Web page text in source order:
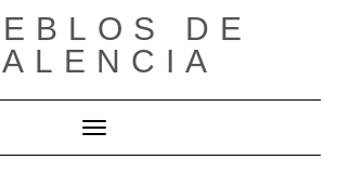
DE
Cambiar modo de navegación